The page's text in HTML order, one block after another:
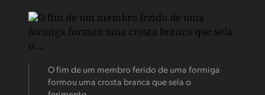
O fim de um membro ferido de uma formiga
formou uma crosta branca que sela o